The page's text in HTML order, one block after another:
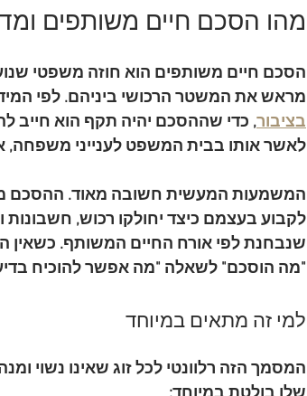
מהו הסכם חיים משותפים
הסכם חיים משותפים הוא חוזה משפטי
מראש את המשטר הרכושי ביניהם. לפי
בציבור, כדי שההסכם יהיה תקף הוא חייב
לאשר אותו בבית המשפט לענייני משפחה,
המשמעות המעשית חשובה מאוד. ההסכם
לקבוע בעצמם כיצד יחולקו רכוש,
שנבחנת לפי אורח החיים המשותף.
"מה הוסכם" לשאלה "מה אפשר להוכיח
למי זה מתאים במיוחד
המסמך הזה רלוונטי לכל זוג שאינו נשוי